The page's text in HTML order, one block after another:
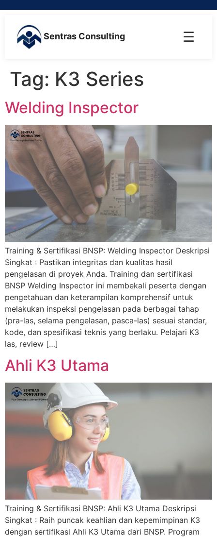
Sentras Consulting ☰
Tag: K3 Series
Welding Inspector
Training & Sertifikasi BNSP: Welding Inspector Deskripsi
Singkat : Pastikan integritas dan kualitas hasil
pengelasan di proyek Anda. Training dan sertifikasi
BNSP Welding Inspector ini membekali peserta dengan
pengetahuan dan keterampilan komprehensif untuk
melakukan inspeksi pengelasan pada berbagai tahap
(pra-las, selama pengelasan, pasca-las) sesuai standar,
kode, dan spesifikasi teknis yang berlaku. Pelajari K3
las, review […]
Ahli K3 Utama
Training & Sertifikasi BNSP: Ahli K3 Utama Deskripsi
Singkat : Raih puncak keahlian dan kepemimpinan K3
dengan sertifikasi Ahli K3 Utama dari BNSP. Program